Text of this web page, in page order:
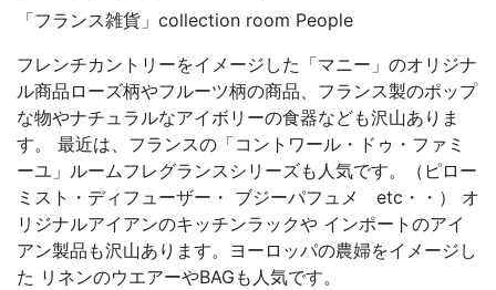
「フランス雑貨」collection room People
フレンチカントリーをイメージした「マニー」のオリジナ
ル商品ローズ柄やフルーツ柄の商品、フランス製のポップ
な物やナチュラルなアイボリーの食器なども沢山ありま
す。 最近は、フランスの「コントワール・ドゥ・ファミ
ーユ」ルームフレグランスシリーズも人気です。（ピロー
ミスト・ディフューザー・ ブジーパフュメ etc・・） オ
リジナルアイアンのキッチンラックや インポートのアイ
アン製品も沢山あります。ヨーロッパの農婦をイメージし
た リネンのウエアーやBAGも人気です。